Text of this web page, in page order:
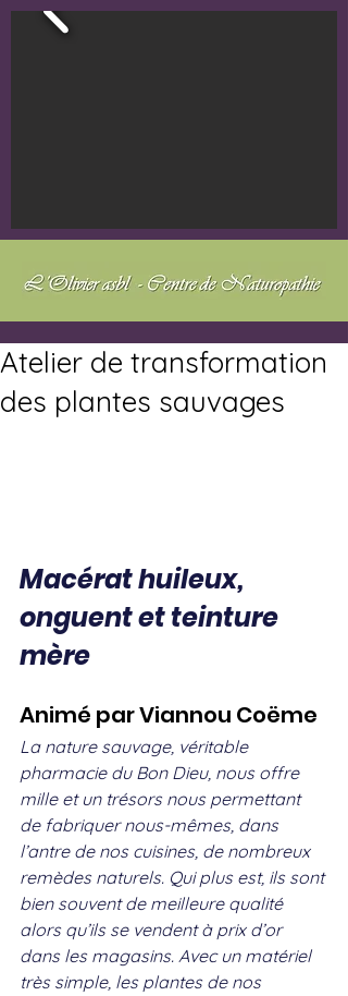
Atelier de transformation
des plantes sauvages
Macérat huileux,
onguent et teinture
mère
Animé par Viannou Coëme
La nature sauvage, véritable
pharmacie du Bon Dieu, nous offre
mille et un trésors nous permettant
de fabriquer nous-mêmes, dans
l’antre de nos cuisines, de nombreux
remèdes naturels. Qui plus est, ils sont
bien souvent de meilleure qualité
alors qu’ils se vendent à prix d’or
dans les magasins. Avec un matériel
très simple, les plantes de nos